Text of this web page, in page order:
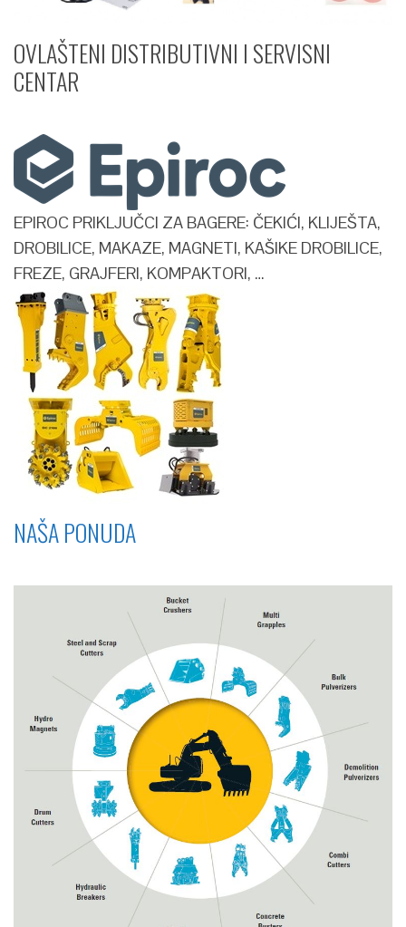
OVLAŠTENI DISTRIBUTIVNI I SERVISNI
CENTAR​
EPIROC PRIKLJUČCI ZA BAGERE: ČEKIĆI, KLIJEŠTA,
DROBILICE, MAKAZE, MAGNETI, KAŠIKE DROBILICE,
FREZE, GRAJFERI, KOMPAKTORI, …
NAŠA PONUDA